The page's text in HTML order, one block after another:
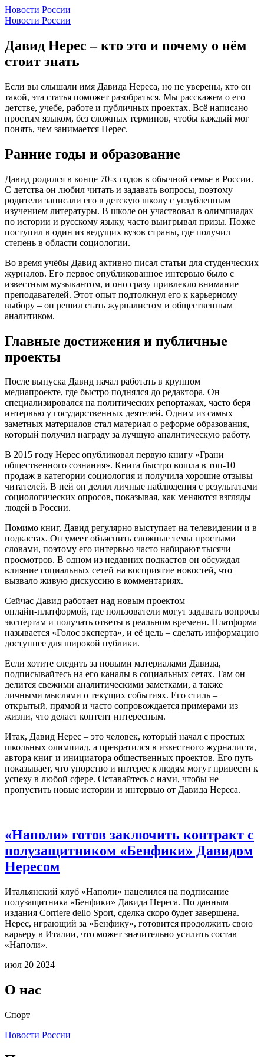
Новости России
Новости России
Давид Нерес – кто это и почему о нём
стоит знать
Если вы слышали имя Давида Нереса, но не уверены, кто он
такой, эта статья поможет разобраться. Мы расскажем о его
детстве, учебе, работе и публичных проектах. Всё написано
простым языком, без сложных терминов, чтобы каждый мог
понять, чем занимается Нерес.
Ранние годы и образование
Давид родился в конце 70‑х годов в обычной семье в России.
С детства он любил читать и задавать вопросы, поэтому
родители записали его в детскую школу с углубленным
изучением литературы. В школе он участвовал в олимпиадах
по истории и русскому языку, часто выигрывал призы. Позже
поступил в один из ведущих вузов страны, где получил
степень в области социологии.
Во время учёбы Давид активно писал статьи для студенческих
журналов. Его первое опубликованное интервью было с
известным музыкантом, и оно сразу привлекло внимание
преподавателей. Этот опыт подтолкнул его к карьерному
выбору – он решил стать журналистом и общественным
аналитиком.
Главные достижения и публичные
проекты
После выпуска Давид начал работать в крупном
медиапроекте, где быстро поднялся до редактора. Он
специализировался на политических репортажах, часто беря
интервью у государственных деятелей. Одним из самых
заметных материалов стал материал о реформе образования,
который получил награду за лучшую аналитическую работу.
В 2015 году Нерес опубликовал первую книгу «Грани
общественного сознания». Книга быстро вошла в топ‑10
продаж в категории социология и получила хорошие отзывы
читателей. В ней он делил личные наблюдения с результатами
социологических опросов, показывая, как меняются взгляды
людей в России.
Помимо книг, Давид регулярно выступает на телевидении и в
подкастах. Он умеет объяснить сложные темы простыми
словами, поэтому его интервью часто набирают тысячи
просмотров. В одном из недавних подкастов он обсуждал
влияние социальных сетей на восприятие новостей, что
вызвало живую дискуссию в комментариях.
Сейчас Давид работает над новым проектом –
онлайн‑платформой, где пользователи могут задавать вопросы
экспертам и получать ответы в реальном времени. Платформа
называется «Голос эксперта», и её цель – сделать информацию
доступнее для широкой публики.
Если хотите следить за новыми материалами Давида,
подписывайтесь на его каналы в социальных сетях. Там он
делится свежими аналитическими заметками, а также
личными мыслями о текущих событиях. Его стиль –
открытый, прямой и часто сопровождается примерами из
жизни, что делает контент интересным.
Итак, Давид Нерес – это человек, который начал с простых
школьных олимпиад, а превратился в известного журналиста,
автора книг и инициатора общественных проектов. Его путь
показывает, что упорство и интерес к людям могут привести к
успеху в любой сфере. Оставайтесь с нами, чтобы не
пропустить новые истории и интервью от Давида Нереса.
«Наполи» готов заключить контракт с
полузащитником «Бенфики» Давидом
Нересом
Итальянский клуб «Наполи» нацелился на подписание
полузащитника «Бенфики» Давида Нереса. По данным
издания Corriere dello Sport, сделка скоро будет завершена.
Нерес, играющий за «Бенфику», готовится продолжить свою
карьеру в Италии, что может значительно усилить состав
«Наполи».
июл 20 2024
О нас
Спорт
Новости России